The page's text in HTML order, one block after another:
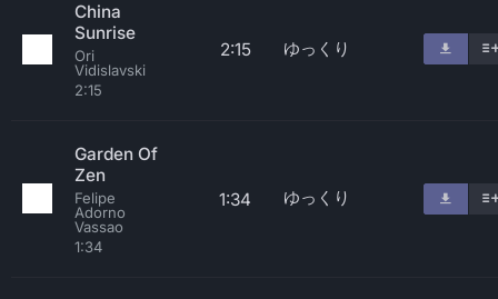
China
Sunrise
Ori
Vidislavski
2:15
2:15 ゆっくり
Garden Of
Zen
Felipe
Adorno
Vassao
1:34
1:34 ゆっくり